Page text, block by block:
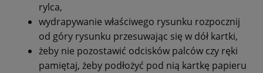
rylca,
wydrapywanie właściwego rysunku rozpocznij
od góry rysunku przesuwając się w dół kartki,
żeby nie pozostawić odcisków palców czy ręki
pamiętaj, żeby podłożyć pod nią kartkę papieru